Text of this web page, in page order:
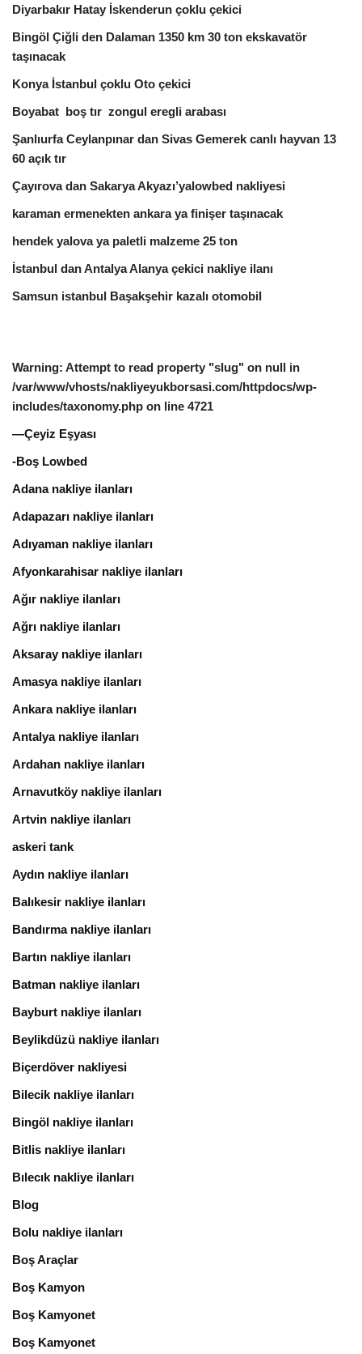
Diyarbakır Hatay İskenderun çoklu çekici
Bingöl Çiğli den Dalaman 1350 km 30 ton ekskavatör
taşınacak
Konya İstanbul çoklu Oto çekici
Boyabat boş tır zongul eregli arabası
Şanlıurfa Ceylanpınar dan Sivas Gemerek canlı hayvan 13
60 açık tır
Çayırova dan Sakarya Akyazı’yalowbed nakliyesi
karaman ermenekten ankara ya finişer taşınacak
hendek yalova ya paletli malzeme 25 ton
İstanbul dan Antalya Alanya çekici nakliye ilanı
Samsun istanbul Başakşehir kazalı otomobil
Warning: Attempt to read property "slug" on null in
/var/www/vhosts/nakliyeyukborsasi.com/httpdocs/wp-
includes/taxonomy.php on line 4721
—Çeyiz Eşyası
-Boş Lowbed
Adana nakliye ilanları
Adapazarı nakliye ilanları
Adıyaman nakliye ilanları
Afyonkarahisar nakliye ilanları
Ağır nakliye ilanları
Ağrı nakliye ilanları
Aksaray nakliye ilanları
Amasya nakliye ilanları
Ankara nakliye ilanları
Antalya nakliye ilanları
Ardahan nakliye ilanları
Arnavutköy nakliye ilanları
Artvin nakliye ilanları
askeri tank
Aydın nakliye ilanları
Balıkesir nakliye ilanları
Bandırma nakliye ilanları
Bartın nakliye ilanları
Batman nakliye ilanları
Bayburt nakliye ilanları
Beylikdüzü nakliye ilanları
Biçerdöver nakliyesi
Bilecik nakliye ilanları
Bingöl nakliye ilanları
Bitlis nakliye ilanları
Bılecık nakliye ilanları
Blog
Bolu nakliye ilanları
Boş Araçlar
Boş Kamyon
Boş Kamyonet
Boş Kamyonet